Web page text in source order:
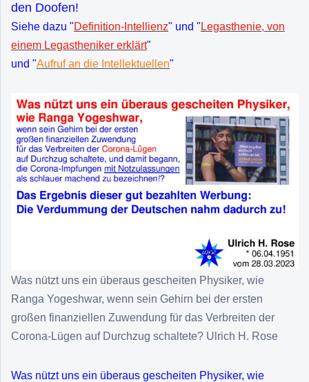
den Doofen!
Siehe dazu "Definition-Intellienz" und " Legasthenie, von
einem Legastheniker erklärt"
und "Aufruf an die Intellektuellen"
Was nützt uns ein überaus gescheiten Physiker, wie
Ranga Yogeshwar, wenn sein Gehirn bei der ersten
großen finanziellen Zuwendung für das Verbreiten der
Corona-Lügen auf Durchzug schaltete? Ulrich H. Rose
Was nützt uns ein überaus gescheiten Physiker, wie